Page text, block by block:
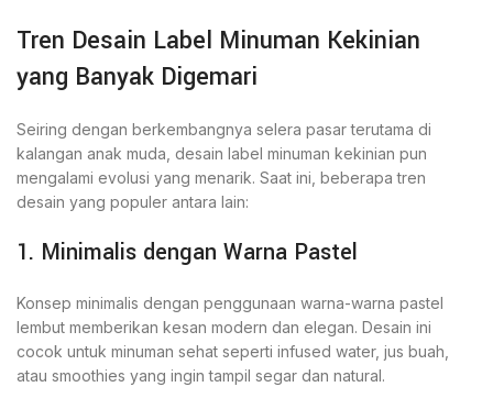
Tren Desain Label Minuman Kekinian
yang Banyak Digemari
Seiring dengan berkembangnya selera pasar terutama di
kalangan anak muda, desain label minuman kekinian pun
mengalami evolusi yang menarik. Saat ini, beberapa tren
desain yang populer antara lain:
1. Minimalis dengan Warna Pastel
Konsep minimalis dengan penggunaan warna-warna pastel
lembut memberikan kesan modern dan elegan. Desain ini
cocok untuk minuman sehat seperti infused water, jus buah,
atau smoothies yang ingin tampil segar dan natural.